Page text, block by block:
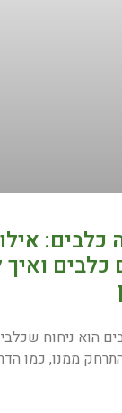
כלבים:
כלבים
הוא ניחוח
ממנו, כמו